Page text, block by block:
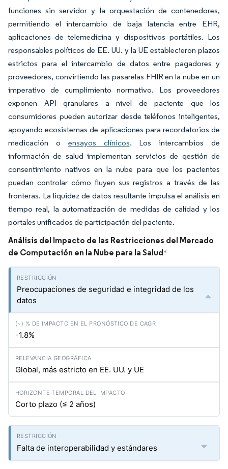
funciones sin servidor y la orquestación de contenedores,
permitiendo el intercambio de baja latencia entre EHR,
aplicaciones de telemedicina y dispositivos portátiles. Los
responsables políticos de EE. UU. y la UE establecieron plazos
estrictos para el intercambio de datos entre pagadores y
proveedores, convirtiendo las pasarelas FHIR en la nube en un
imperativo de cumplimiento normativo. Los proveedores
exponen API granulares a nivel de paciente que los
consumidores pueden autorizar desde teléfonos inteligentes,
apoyando ecosistemas de aplicaciones para recordatorios de
medicación o ensayos clínicos. Los intercambios de
información de salud implementan servicios de gestión de
consentimiento nativos en la nube para que los pacientes
puedan controlar cómo fluyen sus registros a través de las
fronteras. La liquidez de datos resultante impulsa el análisis en
tiempo real, la automatización de medidas de calidad y los
portales unificados de participación del paciente.
Análisis del Impacto de las Restricciones del Mercado
de Computación en la Nube para la Salud*
Preocupaciones de seguridad e integridad de los
datos
-1.8%
Global, más estricto en EE. UU. y UE
Corto plazo (≤ 2 años)
Falta de interoperabilidad y estándares